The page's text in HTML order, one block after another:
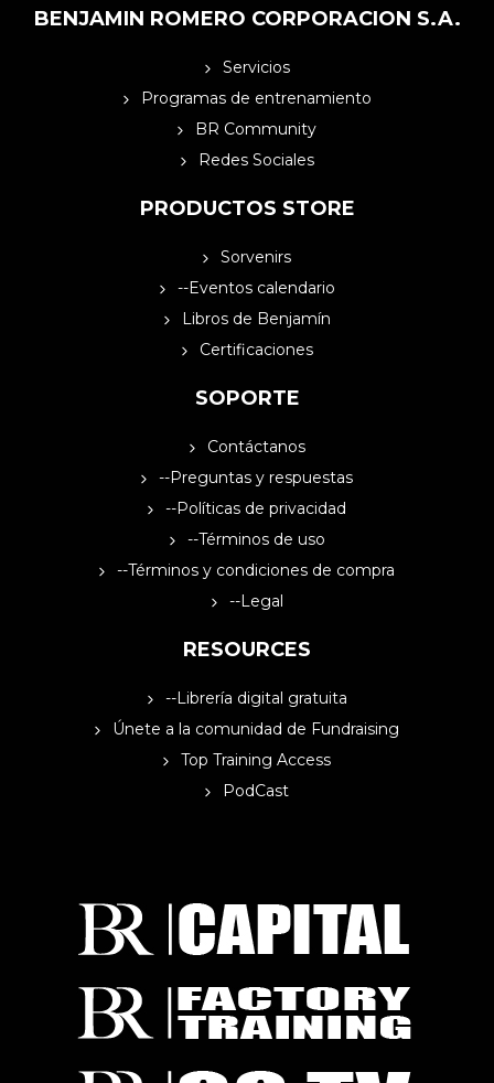
BENJAMIN ROMERO CORPORACION S.A.
Servicios
Programas de entrenamiento
BR Community
Redes Sociales
PRODUCTOS STORE
Sorvenirs
--Eventos calendario
Libros de Benjamín
Certificaciones
SOPORTE
Contáctanos
--Preguntas y respuestas
--Políticas de privacidad
--Términos de uso
--Términos y condiciones de compra
--Legal
RESOURCES
--Librería digital gratuita
Únete a la comunidad de Fundraising
Top Training Access
PodCast